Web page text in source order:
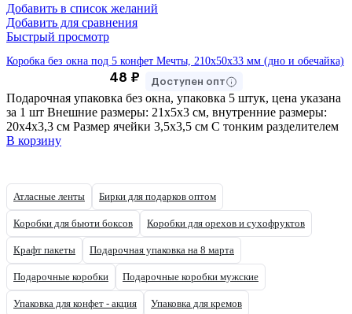
Добавить в список желаний
Добавить для сравнения
Быстрый просмотр
Коробка без окна под 5 конфет Мечты, 210х50х33 мм (дно и обечайка)
48 ₽ Доступен опт
Подарочная упаковка без окна, упаковка 5 штук, цена указана
за 1 шт Внешние размеры: 21х5х3 см, внутренние размеры:
20х4х3,3 см Размер ячейки 3,5х3,5 см С тонким разделителем
В корзину
Атласные ленты Бирки для подарков оптом
Коробки для бьюти боксов Коробки для орехов и сухофруктов
Крафт пакеты Подарочная упаковка на 8 марта
Подарочные коробки Подарочные коробки мужские
Упаковка для конфет - акция Упаковка для кремов